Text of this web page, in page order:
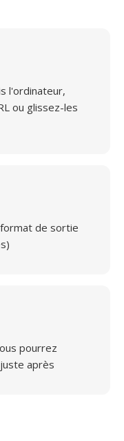
l'ordinateur,
ou glissez-les
de sortie
pourrez
après